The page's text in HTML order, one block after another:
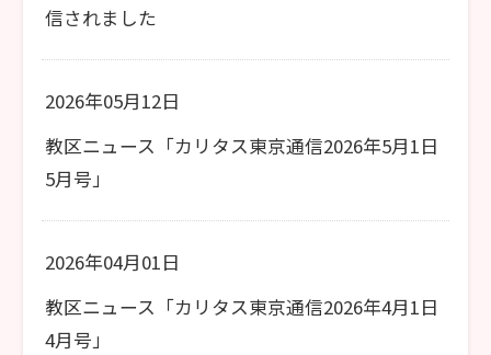
信されました
2026年05月12日
教区ニュース「カリタス東京通信2026年5月1日
5月号」
2026年04月01日
教区ニュース「カリタス東京通信2026年4月1日
4月号」